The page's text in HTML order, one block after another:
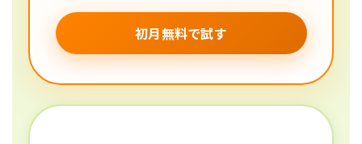
初月無料で試す